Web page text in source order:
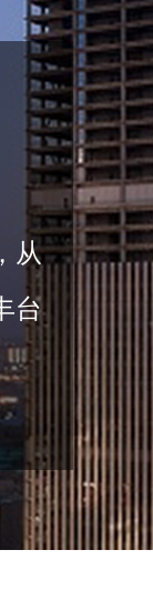
从
台